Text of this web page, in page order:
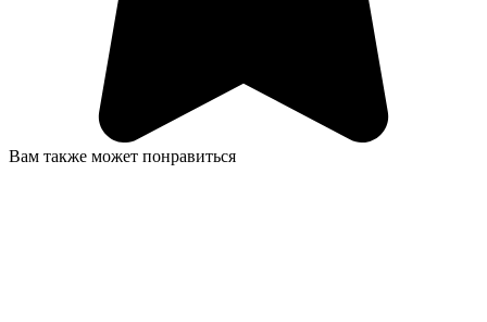
Вам также может понравиться